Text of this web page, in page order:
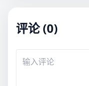
评论 (0)